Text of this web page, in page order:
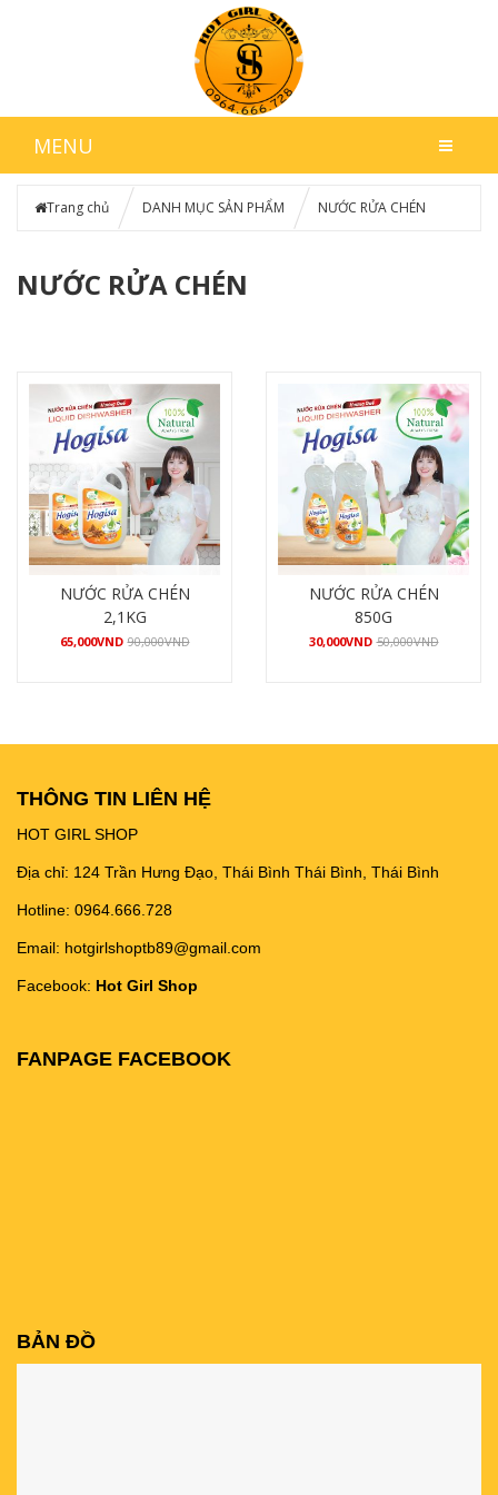
MENU
Trang chủ DANH MỤC SẢN PHẨM NƯỚC RỬA CHÉN
NƯỚC RỬA CHÉN
NƯỚC RỬA CHÉN
2,1KG
65,000VND 90,000VND
NƯỚC RỬA CHÉN
850G
30,000VND 50,000VND
THÔNG TIN LIÊN HỆ
HOT GIRL SHOP
Địa chỉ: 124 Trần Hưng Đạo, Thái Bình Thái Bình, Thái Bình
Hotline: 0964.666.728
Email: hotgirlshoptb89@gmail.com
Facebook: Hot Girl Shop
FANPAGE FACEBOOK
BẢN ĐỒ